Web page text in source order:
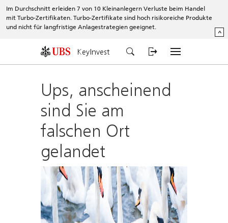
Im Durchschnitt erleiden 7 von 10 Kleinanlegern Verluste beim Handel
mit Turbo-Zertifikaten. Turbo-Zertifikate sind hoch risikoreiche Produkte
und nicht für langfristige Anlagestrategien geeignet.
^
KeyInvest
Ups, anscheinend
sind Sie am
falschen Ort
gelandet